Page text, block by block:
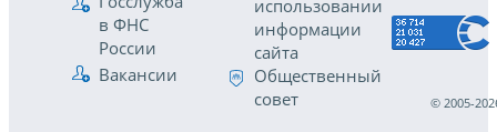
в ФНС
России
Вакансии
использовании
информации
сайта
Общественный
совет
© 2005-